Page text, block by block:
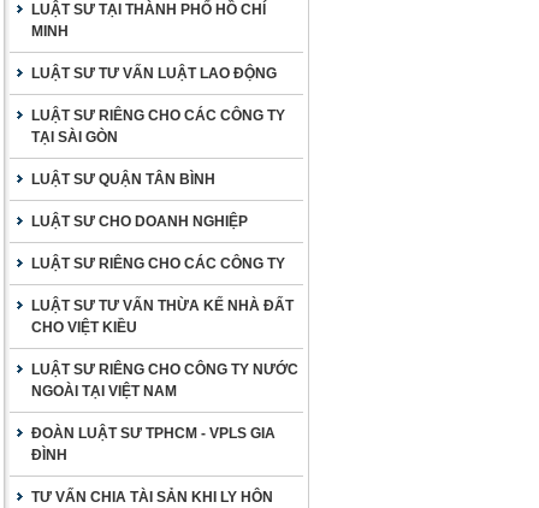
LUẬT SƯ TẠI THÀNH PHỐ HỒ CHÍ
MINH
LUẬT SƯ TƯ VẤN LUẬT LAO ĐỘNG
LUẬT SƯ RIÊNG CHO CÁC CÔNG TY
TẠI SÀI GÒN
LUẬT SƯ QUẬN TÂN BÌNH
LUẬT SƯ CHO DOANH NGHIỆP
LUẬT SƯ RIÊNG CHO CÁC CÔNG TY
LUẬT SƯ TƯ VẤN THỪA KẾ NHÀ ĐẤT
CHO VIỆT KIỀU
LUẬT SƯ RIÊNG CHO CÔNG TY NƯỚC
NGOÀI TẠI VIỆT NAM
ĐOÀN LUẬT SƯ TPHCM - VPLS GIA
ĐÌNH
TƯ VẤN CHIA TÀI SẢN KHI LY HÔN